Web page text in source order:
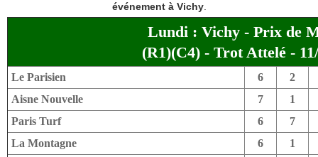
événement à Vichy.
Lundi : Vichy - Prix de
(R1)(C4) - Trot Attelé -
Le Parisien 6
2
Aisne Nouvelle
7
1
Paris Turf
6
7
La Montagne
6
1